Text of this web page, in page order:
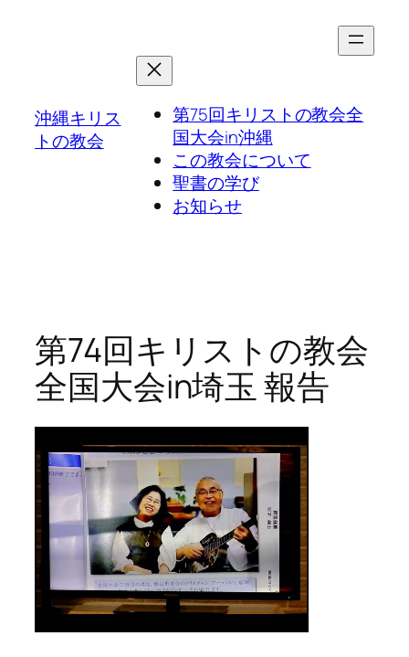
沖縄キリス
トの教会
第75回キリストの教会全
国大会in沖縄
この教会について
聖書の学び
お知らせ
第74回キリストの教会
全国大会in埼玉 報告